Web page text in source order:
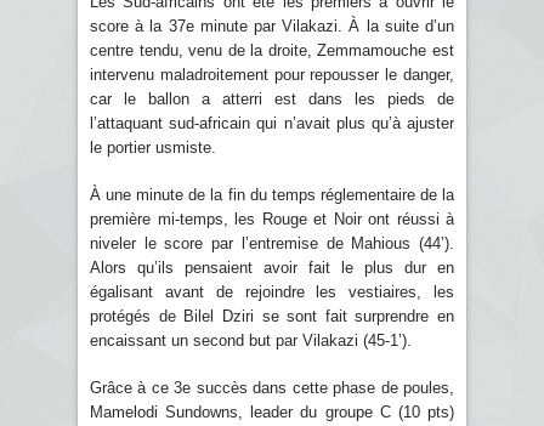
score à la 37e minute par Vilakazi. À la suite d’un
centre tendu, venu de la droite, Zemmamouche est
intervenu maladroitement pour repousser le danger,
car le ballon a atterri est dans les pieds de
l’attaquant sud-africain qui n’avait plus qu’à ajuster
le portier usmiste.
À une minute de la fin du temps réglementaire de la
première mi-temps, les Rouge et Noir ont réussi à
niveler le score par l’entremise de Mahious (44’).
Alors qu’ils pensaient avoir fait le plus dur en
égalisant avant de rejoindre les vestiaires, les
protégés de Bilel Dziri se sont fait surprendre en
encaissant un second but par Vilakazi (45-1’).
Grâce à ce 3e succès dans cette phase de poules,
Mamelodi Sundowns, leader du groupe C (10 pts)